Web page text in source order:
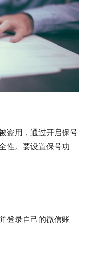
盗用，通过开启保号
性。要设置保号功
登录自己的微信账